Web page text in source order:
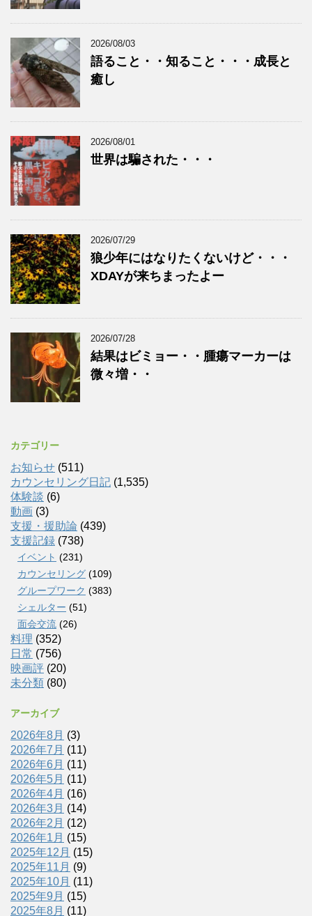
2026/08/03
語ること・・知ること・・・成長と
癒し
2026/08/01
世界は騙された・・・
2026/07/29
狼少年にはなりたくないけど・・・
XDAYが来ちまったよー
2026/07/28
結果はビミョー・・腫瘍マーカーは
微々増・・
カテゴリー
お知らせ (511)
カウンセリング日記 (1,535)
体験談 (6)
動画 (3)
支援・援助論 (439)
支援記録 (738)
イベント (231)
カウンセリング (109)
グループワーク (383)
シェルター (51)
面会交流 (26)
料理 (352)
日常 (756)
映画評 (20)
未分類 (80)
アーカイブ
2026年8月 (3)
2026年7月 (11)
2026年6月 (11)
2026年5月 (11)
2026年4月 (16)
2026年3月 (14)
2026年2月 (12)
2026年1月 (15)
2025年12月 (15)
2025年11月 (9)
2025年10月 (11)
2025年9月 (15)
2025年8月 (11)